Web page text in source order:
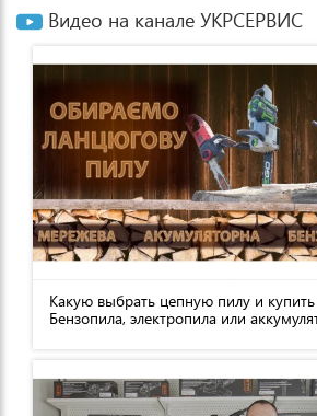
Видео на канале УКРСЕРВИС
Какую выбрать цепную пилу и
Бензопила, электропила или